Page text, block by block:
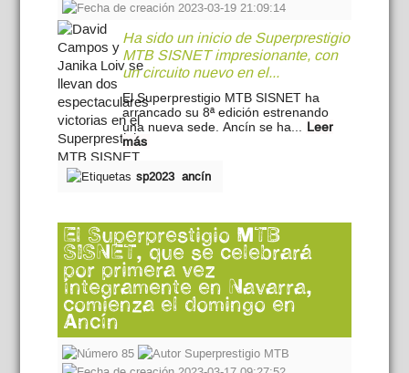
2023-03-19 21:09:14
Ha sido un inicio de Superprestigio
MTB SISNET impresionante, con
un circuito nuevo en el...
El Superprestigio MTB SISNET ha
arrancado su 8ª edición estrenando
una nueva sede. Ancín se ha... Leer
más
sp2023 ancín
El Superprestigio MTB
SISNET, que se celebrará
por primera vez
íntegramente en Navarra,
comienza el domingo en
Ancín
85
Superprestigio MTB